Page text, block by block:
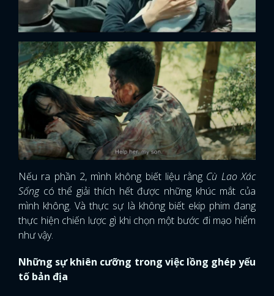
Nếu ra phần 2, mình không biết liệu rằng Cù Lao Xác
Sống có thể giải thích hết được những khúc mắt của
mình không. Và thực sự là không biết ekip phim đang
thực hiện chiến lược gì khi chọn một bước đi mạo hiểm
như vậy.
Những sự khiên cưỡng trong việc lồng ghép yếu
tố bản địa